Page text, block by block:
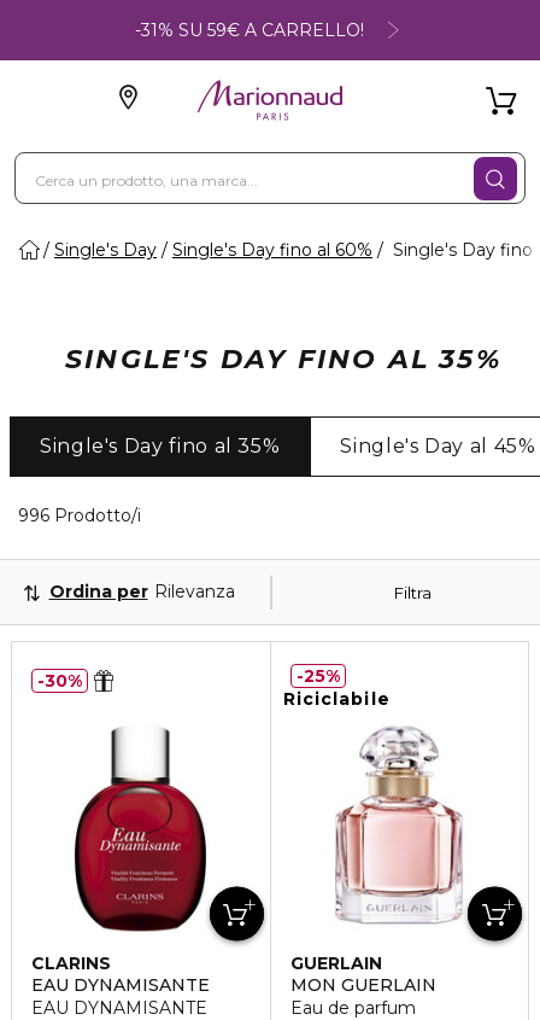
-31% SU 59€ A CARRELLO!
Single's Day Single's Day fino al 60% Single's Day fino
SINGLE'S DAY FINO AL 35%
Single's Day fino al 35% Single's Day al 45%
996 Prodotto/i
Filtra
Ordina per Rilevanza
CLARINS
EAU DYNAMISANTE
EAU DYNAMISANTE
30%
Riciclabile
GUERLAIN
MON GUERLAIN
Eau de parfum
25%